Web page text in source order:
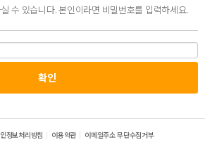
수 있습니다. 본인이라면 비밀번호를 입력하세요.
정보처리방침 이용약관 이메일주소 무단수집거부